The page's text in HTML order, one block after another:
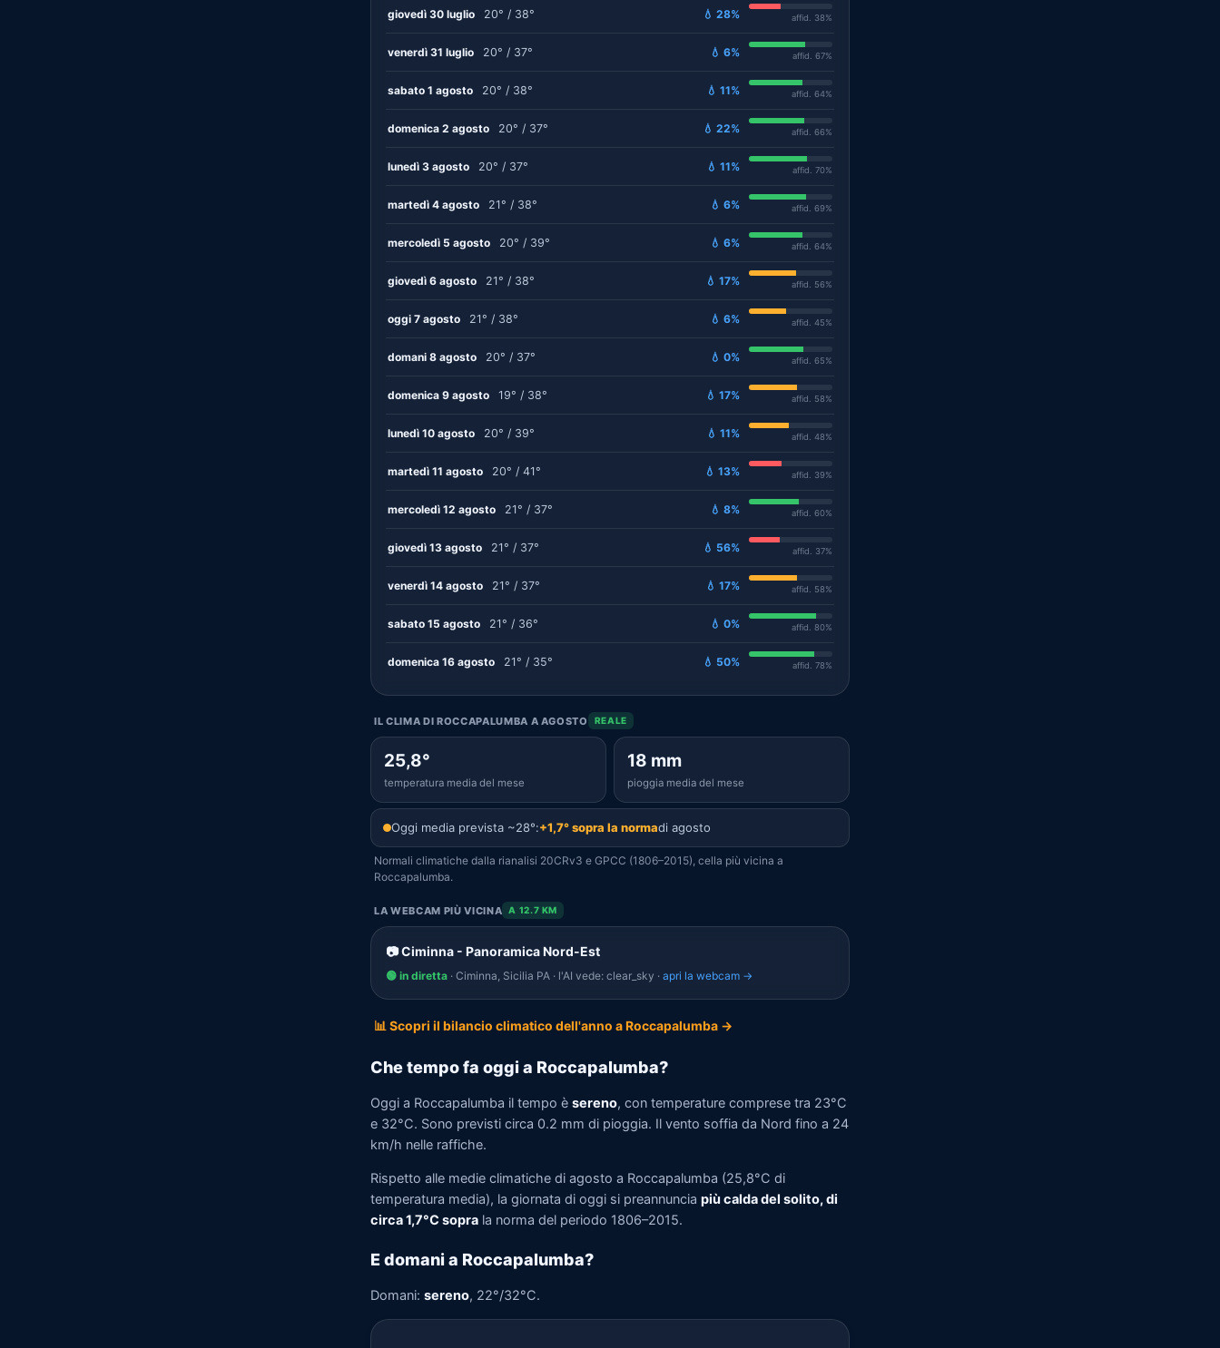
giovedì 30 luglio 20° / 38° 💧 28% affid. 38%
venerdì 31 luglio 20° / 37° 💧 6% affid. 67%
sabato 1 agosto 20° / 38° 💧 11% affid. 64%
domenica 2 agosto 20° / 37° 💧 22% affid. 66%
lunedì 3 agosto 20° / 37° 💧 11% affid. 70%
martedì 4 agosto 21° / 38° 💧 6% affid. 69%
mercoledì 5 agosto 20° / 39° 💧 6% affid. 64%
giovedì 6 agosto 21° / 38° 💧 17% affid. 56%
oggi 7 agosto 21° / 38° 💧 6% affid. 45%
domani 8 agosto 20° / 37° 💧 0% affid. 65%
domenica 9 agosto 19° / 38° 💧 17% affid. 58%
lunedì 10 agosto 20° / 39° 💧 11% affid. 48%
martedì 11 agosto 20° / 41° 💧 13% affid. 39%
mercoledì 12 agosto 21° / 37° 💧 8% affid. 60%
giovedì 13 agosto 21° / 37° 💧 56% affid. 37%
venerdì 14 agosto 21° / 37° 💧 17% affid. 58%
sabato 15 agosto 21° / 36° 💧 0% affid. 80%
domenica 16 agosto 21° / 35° 💧 50% affid. 78%
IL CLIMA DI ROCCAPALUMBA A AGOSTO REALE
25,8°
temperatura media del mese
18 mm
pioggia media del mese
Oggi media prevista ~28°:+1,7° sopra la normadi agosto
Normali climatiche dalla rianalisi 20CRv3 e GPCC (1806–2015), cella più vicina a
Roccapalumba.
LA WEBCAM PIÙ VICINA A 12.7 KM
📷 Ciminna - Panoramica Nord-Est
🟢 in diretta · Ciminna, Sicilia PA · l'AI vede: clear_sky · apri la webcam →
📊 Scopri il bilancio climatico dell'anno a Roccapalumba →
Che tempo fa oggi a Roccapalumba?
Oggi a Roccapalumba il tempo è sereno, con temperature comprese tra 23°C
e 32°C. Sono previsti circa 0.2 mm di pioggia. Il vento soffia da Nord fino a 24
km/h nelle raffiche.
Rispetto alle medie climatiche di agosto a Roccapalumba (25,8°C di
temperatura media), la giornata di oggi si preannuncia più calda del solito, di
circa 1,7°C sopra la norma del periodo 1806–2015.
E domani a Roccapalumba?
Domani: sereno, 22°/32°C.